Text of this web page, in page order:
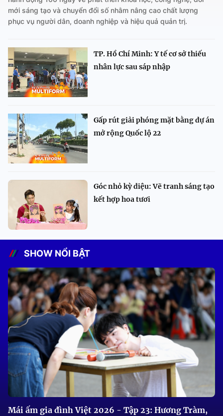
mới sáng tạo và chuyển đổi số nhằm nâng cao chất lượng
phục vụ người dân, doanh nghiệp và hiệu quả quản trị.
TP. Hồ Chí Minh: Y tế cơ sở thiếu
nhân lực sau sáp nhập
Gấp rút giải phóng mặt bằng dự án
mở rộng Quốc lộ 22
Góc nhỏ kỳ diệu: Vẽ tranh sáng tạo
kết hợp hoa tươi
SHOW NỔI BẬT
Mái ấm gia đình Việt 2026 - Tập 23: Hương Tràm,